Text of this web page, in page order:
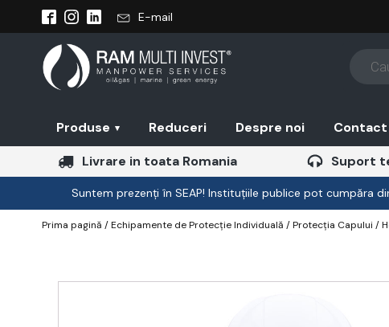
E-mail
Products
search
Produse ▾ Reduceri Despre noi Contact
Livrare in toata Romania Suport
Suntem prezenți în SEAP! Instituțiile publice pot cumpăra
Prima pagină /Echipamente de Protecție Individuală /Protecția Capului /